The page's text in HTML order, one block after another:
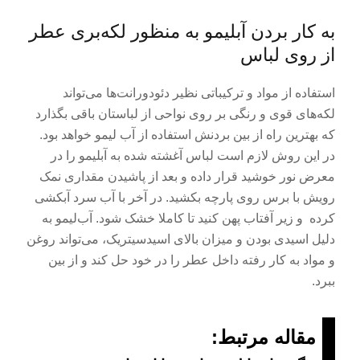
به کار بردن آبلیمو به منظور لکه‌بری عطر
از روی لباس
استفاده از مواد و ترکیباتی نظیر دئودورانت‌ها می‌تواند
لکه‌های قوی و رنگی بر روی نواحی از لباستان باقی بگذارد
که بهترین راه از بین بردنش استفاده از آب لیمو خواهد بود.
در این روش لازم است لباس آغشته شده به آبلیمو را در
معرض نور خوشید قرار داده و بعد از پاشیدن مقداری نمک
رویش با برس روی پارچه بکشید. در آخر با آب سرد آبکشی
کرده و زیر آفتاب پهن کنید تا کاملا خشک شود. آب‌لیمو به
دلیل اسیدی بودن و میزان بالای اسیدسیتریک، می‌تواند روغن
و مواد به ‌کار رفته داخل عطر را در خود حل کند و از بین
ببرد.
مقاله مرتبط: